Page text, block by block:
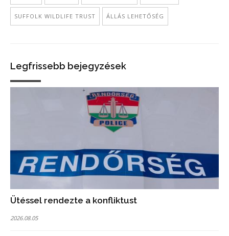
SUFFOLK WILDLIFE TRUST ÁLLÁS LEHETŐSÉG
Legfrissebb bejegyzések
Ütéssel rendezte a konfliktust
2026.08.05